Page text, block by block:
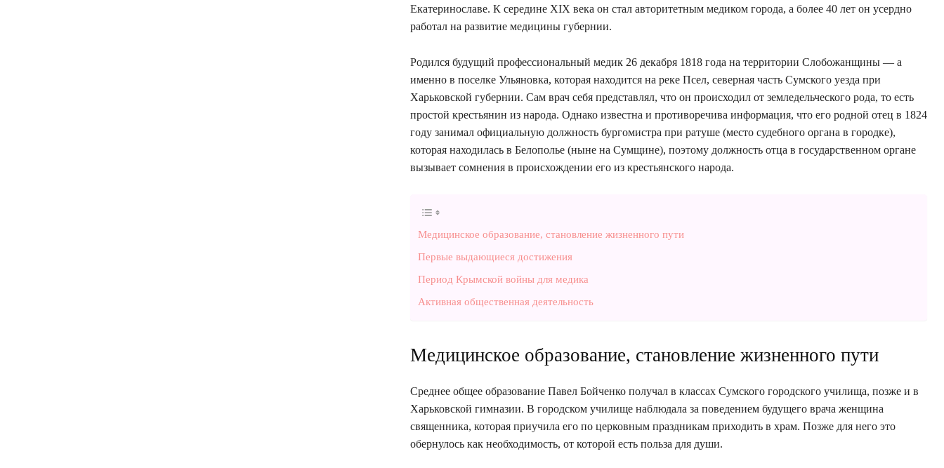
Екатеринославе. К середине XIX века он стал авторитетным медиком города, а более 40 лет он усердно
работал на развитие медицины губернии.
Родился будущий профессиональный медик 26 декабря 1818 года на территории Слобожанщины — а
именно в поселке Ульяновка, которая находится на реке Псел, северная часть Сумского уезда при
Харьковской губернии. Сам врач себя представлял, что он происходил от земледельческого рода, то есть
простой крестьянин из народа. Однако известна и противоречива информация, что его родной отец в 1824
году занимал официальную должность бургомистра при ратуше (место судебного органа в городке),
которая находилась в Белополье (ныне на Сумщине), поэтому должность отца в государственном органе
вызывает сомнения в происхождении его из крестьянского народа.
Медицинское образование, становление жизненного пути
Первые выдающиеся достижения
Период Крымской войны для медика
Активная общественная деятельность
Медицинское образование, становление жизненного пути
Среднее общее образование Павел Бойченко получал в классах Сумского городского училища, позже и в
Харьковской гимназии. В городском училище наблюдала за поведением будущего врача женщина
священника, которая приучила его по церковным праздникам приходить в храм. Позже для него это
обернулось как необходимость, от которой есть польза для души.